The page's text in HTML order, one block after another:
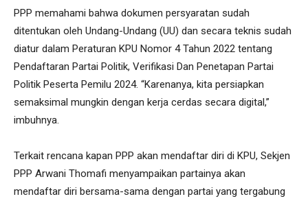
PPP memahami bahwa dokumen persyaratan sudah
ditentukan oleh Undang-Undang (UU) dan secara teknis sudah
diatur dalam Peraturan KPU Nomor 4 Tahun 2022 tentang
Pendaftaran Partai Politik, Verifikasi Dan Penetapan Partai
Politik Peserta Pemilu 2024. “Karenanya, kita persiapkan
semaksimal mungkin dengan kerja cerdas secara digital,”
imbuhnya.
Terkait rencana kapan PPP akan mendaftar diri di KPU, Sekjen
PPP Arwani Thomafi menyampaikan partainya akan
mendaftar diri bersama-sama dengan partai yang tergabung